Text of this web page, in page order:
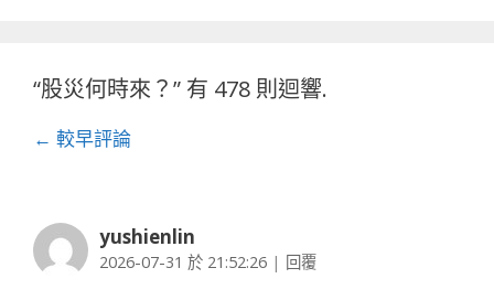
“股災何時來？” 有 478 則迴響.
評論導航列
← 較早評論
yushienlin
2026-07-31 於 21:52:26 | 回覆